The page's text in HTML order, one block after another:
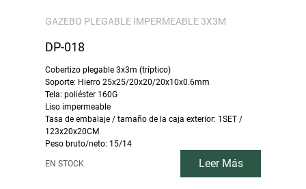
GAZEBO PLEGABLE IMPERMEABLE 3X3M
DP-018
Cobertizo plegable 3x3m (tríptico)
Soporte: Hierro 25x25/20x20/20x10x0.6mm
Tela: poliéster 160G
Liso impermeable
Tasa de embalaje / tamaño de la caja exterior: 1SET /
123x20x20CM
Peso bruto/neto: 15/14
EN STOCK Leer Más